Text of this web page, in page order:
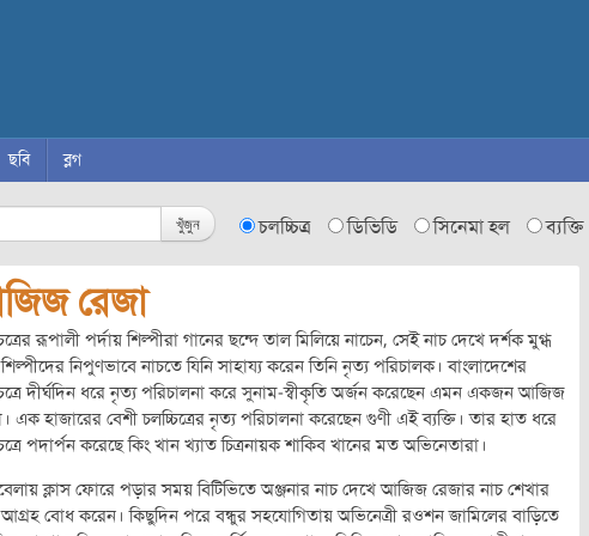
ছবি ব্লগ
খুঁজুন চলচ্চিত্র ডিভিডি সিনেমা হল ব্যক্তি
রেজা
রূপালী পর্দায় শিল্পীরা গানের ছন্দে তাল মিলিয়ে নাচেন, সেই নাচ দেখে দর্শক মুগ্ধ
নিপুণভাবে নাচতে যিনি সাহায্য করেন তিনি নৃত্য পরিচালক। বাংলাদেশের
দীর্ঘদিন ধরে নৃত্য পরিচালনা করে সুনাম-স্বীকৃতি অর্জন করেছেন এমন একজন আজিজ
এক হাজারের বেশী চলচ্চিত্রের নৃত্য পরিচালনা করেছেন গুণী এই ব্যক্তি। তার হাত ধরে
পদার্পন করেছে কিং খান খ্যাত চিত্রনায়ক শাকিব খানের মত অভিনেতারা।
ক্লাস ফোরে পড়ার সময় বিটিভিতে অঞ্জনার নাচ দেখে আজিজ রেজার নাচ শেখার
আগ্রহ বোধ করেন। কিছুদিন পরে বন্ধুর সহযোগিতায় অভিনেত্রী রওশন জামিলের বাড়িতে